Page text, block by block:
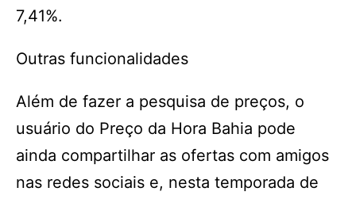
7,41%.
Outras funcionalidades
Além de fazer a pesquisa de preços, o
usuário do Preço da Hora Bahia pode
ainda compartilhar as ofertas com amigos
nas redes sociais e, nesta temporada de